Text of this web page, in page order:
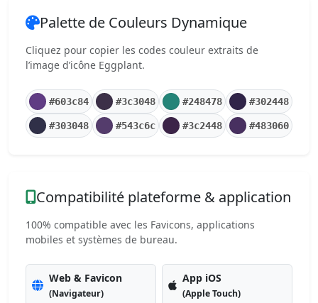
Palette de Couleurs Dynamique
Cliquez pour copier les codes couleur extraits de
l’image d’icône Eggplant.
#603c84 #3c3048 #248478 #302448
#303048 #543c6c #3c2448 #483060
Compatibilité plateforme & application
100% compatible avec les Favicons, applications
mobiles et systèmes de bureau.
Web & Favicon
(Navigateur)
App iOS
(Apple Touch)